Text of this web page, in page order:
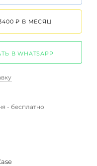
₽ В МЕСЯЦ
В WHATSAPP
- бесплатно